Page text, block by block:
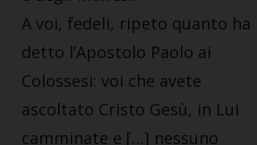
A voi, fedeli, ripeto quanto ha
detto l’Apostolo Paolo ai
Colossesi: voi che avete
ascoltato Cristo Gesù, in Lui
camminate e […] nessuno